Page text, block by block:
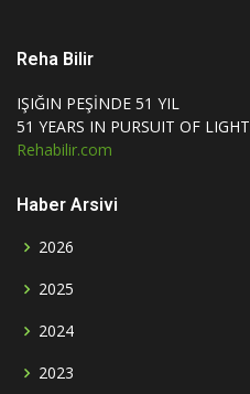
Reha Bilir
IŞIĞIN PEŞİNDE 51 YIL
51 YEARS IN PURSUIT OF LIGHT
Rehabilir.com
Haber Arsivi
2026
2025
2024
2023